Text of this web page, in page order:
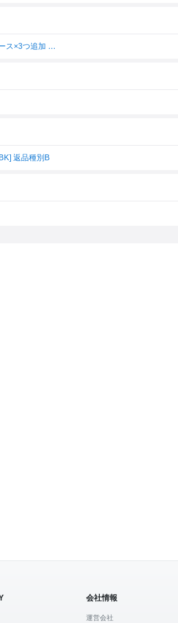
TAHORNG エレフエ EF10 ブラック 電子リコーダー + ウォッシャブルマウスピース×3つ追加 ＋ クリーニングクロス セット
返品種別B
会社情報
運営会社